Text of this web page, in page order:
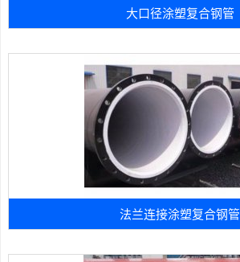
大口径涂塑复合钢管
法兰连接涂塑复合钢管